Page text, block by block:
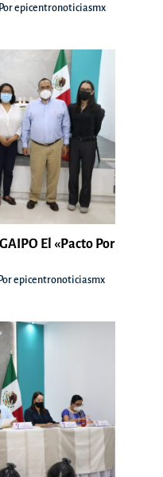
epicentronoticiasmx
El «Pacto Por
epicentronoticiasmx